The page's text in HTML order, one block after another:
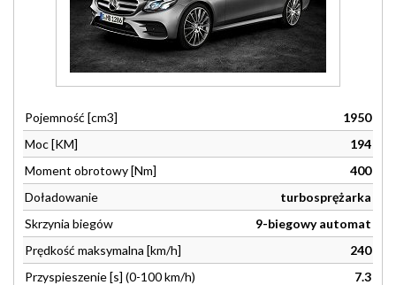
Pojemność [cm3]
1950
Moc [KM]
194
Moment obrotowy [Nm]
400
Doładowanie
turbosprężarka
Skrzynia biegów
9-biegowy automat
Prędkość maksymalna [km/h]
240
Przyspieszenie [s] (0-100 km/h)
7.3